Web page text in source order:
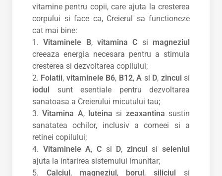
vitamine pentru copii, care ajuta la cresterea
corpului si face ca, Creierul sa functioneze
cat mai bine:
1. Vitaminele B,vitamina C si magneziul
creeaza energia necesara pentru a stimula
cresterea si dezvoltarea copilului;
2. Folatii, vitaminele B6, B12,A si D, zincul si
iodul sunt esentiale pentru dezvoltarea
sanatoasa a Creierului micutului tau;
3.Vitamina A, luteina si zeaxantina sustin
sanatatea ochilor, inclusiv a corneei si a
retinei copilului;
4. Vitaminele A, Csi D, zincul si seleniul
ajuta la intarirea sistemului imunitar;
5. Calciul, magneziul, borul,siliciul si